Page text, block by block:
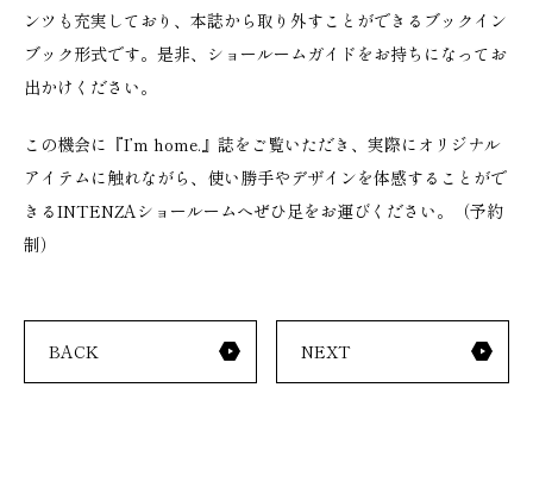
ンツも充実しており、本誌から取り外すことができるブックイン
ブック形式です。是非、ショールームガイドをお持ちになってお
出かけください。
この機会に『I’m home.』誌をご覧いただき、実際にオリジナル
アイテムに触れながら、使い勝手やデザインを体感することがで
きるINTENZAショールームへぜひ足をお運びください。（予約
制）
BACK NEXT